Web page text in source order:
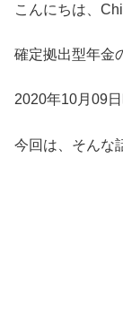
こんにちは、
確定拠出型年金
2020年10月09
今回は、そんな